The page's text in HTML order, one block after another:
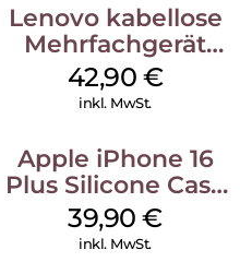
Lenovo kabellose
Mehrfachgerät
Luna Grey
42,90 €
inkl. MwSt.
Apple iPhone 16
Plus Silicone Case
MagSafe Plum
39,90€
inkl. MwSt.